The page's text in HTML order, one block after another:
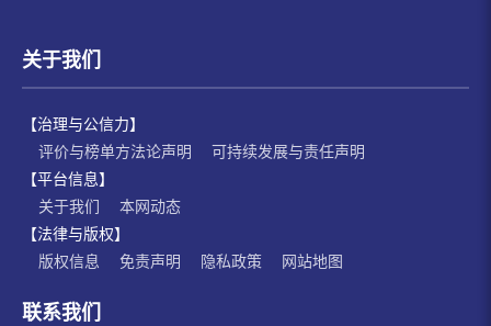
关于我们
【治理与公信力】
评价与榜单方法论声明
可持续发展与责任声明
【平台信息】
关于我们
本网动态
【法律与版权】
版权信息
免责声明 隐私政策 网站地图
联系我们